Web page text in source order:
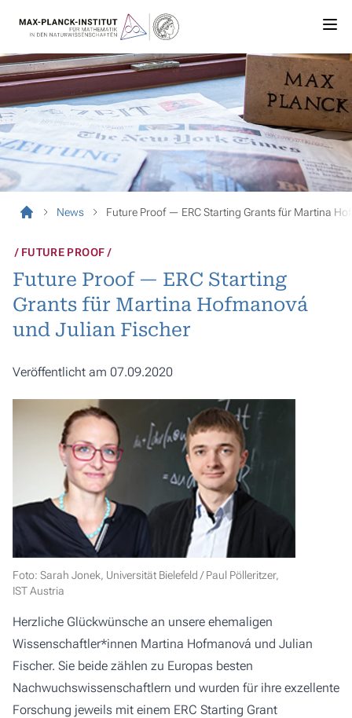
News Future Proof — ERC Starting Grants für Martina
FUTURE PROOF
Future Proof — ERC Starting
Grants für Martina Hofmanová
und Julian Fischer
Veröffentlicht am 07.09.2020
Foto: Sarah Jonek, Universität Bielefeld / Paul Pölleritzer,
IST Austria
Herzliche Glückwünsche an unsere ehemaligen
Wissenschaftler*innen Martina Hofmanová und Julian
Fischer. Sie beide zählen zu Europas besten
Nachwuchswissenschaftlern und wurden für ihre exzellente
Forschung jeweils mit einem ERC Starting Grant